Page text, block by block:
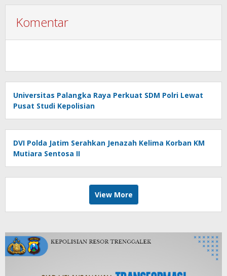
Komentar
Universitas Palangka Raya Perkuat SDM Polri Lewat
Pusat Studi Kepolisian
DVI Polda Jatim Serahkan Jenazah Kelima Korban KM
Mutiara Sentosa II
View More